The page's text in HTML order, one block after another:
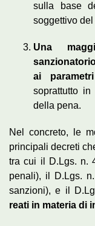
sulla base
soggettivo
Una
ai
soprattutto
della pena.
Nel concreto, le
principali decreti
tra cui il D.Lgs. n.
penali), il D.Lgs.
sanzioni), e il
reati in materia di